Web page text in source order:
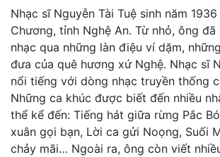
Nhạc sĩ Nguyễn Tài Tuệ sinh năm
Chương, tỉnh Nghệ An. Từ nhỏ, ông
nhạc qua những làn điệu ví dặm,
đưa của quê hương xứ Nghệ. Nhạc sĩ
nổi tiếng với dòng nhạc truyền thống
Những ca khúc được biết đến nhiều
thể kể đến: Tiếng hát giữa rừng Pắc
xuân gọi bạn, Lời ca gửi Noọng, Suối
chảy mãi… Ngoài ra, ông còn viết